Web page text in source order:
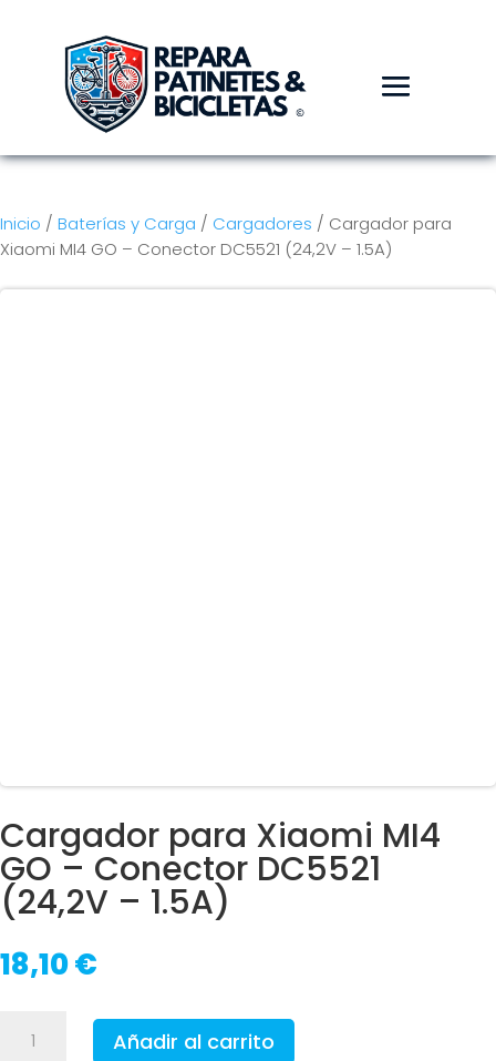
Inicio / Baterías y Carga / Cargadores / Cargador para
Xiaomi MI4 GO – Conector DC5521 (24,2V – 1.5A)
Cargador para Xiaomi MI4
GO – Conector DC5521
(24,2V – 1.5A)
18,10€
para
Añadir al carrito